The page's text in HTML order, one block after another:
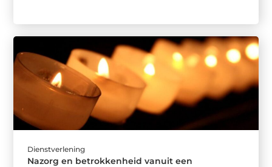
Dienstverlening
Nazorg en betrokkenheid vanuit een